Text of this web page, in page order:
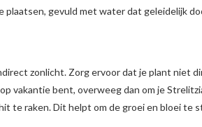
gevuld met water dat geleidelijk
zonlicht. Zorg ervoor dat je plant niet
vakantie bent, overweeg dan om je
te raken. Dit helpt om de groei en bloei te